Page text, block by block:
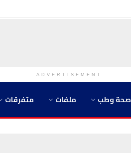
ADVERTISEMENT
صحة وطب ملفات متفرقات